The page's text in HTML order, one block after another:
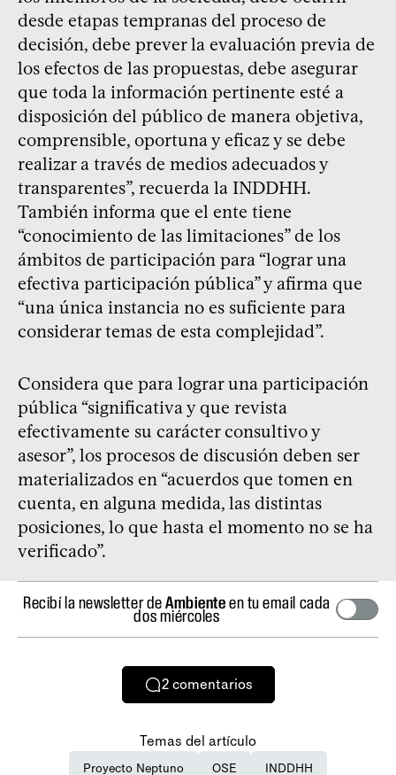
desde etapas tempranas del proceso de
decisión, debe prever la evaluación previa de
los efectos de las propuestas, debe asegurar
que toda la información pertinente esté a
disposición del público de manera objetiva,
comprensible, oportuna y eficaz y se debe
realizar a través de medios adecuados y
transparentes”, recuerda la INDDHH.
También informa que el ente tiene
“conocimiento de las limitaciones” de los
ámbitos de participación para “lograr una
efectiva participación pública” y afirma que
“una única instancia no es suficiente para
considerar temas de esta complejidad”.
Considera que para lograr una participación
pública “significativa y que revista
efectivamente su carácter consultivo y
asesor”, los procesos de discusión deben ser
materializados en “acuerdos que tomen en
cuenta, en alguna medida, las distintas
posiciones, lo que hasta el momento no se ha
verificado”.
Recibí la newsletter deAmbienteen tu email cada
dos miércoles
2 comentarios
Temas del artículo
Proyecto Neptuno OSE INDDHH